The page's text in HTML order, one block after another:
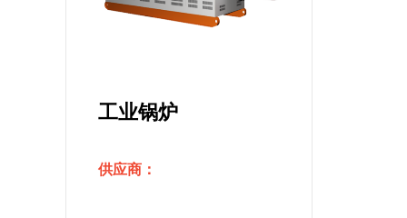
工业锅炉
供应商：